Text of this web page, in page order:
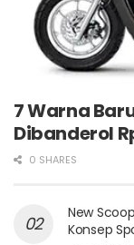
7 Warna
Dibanderol
0 SHARES
New
Konsep